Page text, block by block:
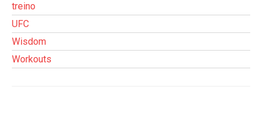
treino
UFC
Wisdom
Workouts